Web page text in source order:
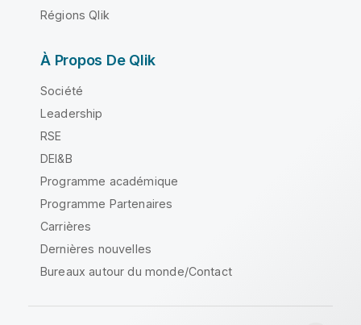
Régions Qlik
À Propos De Qlik
Société
Leadership
RSE
DEI&B
Programme académique
Programme Partenaires
Carrières
Dernières nouvelles
Bureaux autour du monde/Contact